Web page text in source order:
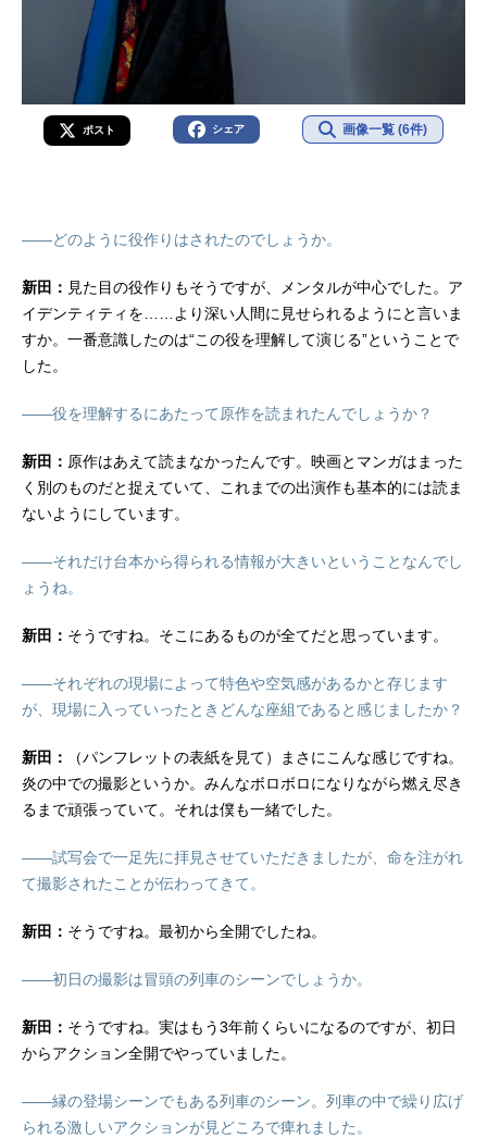
ポスト シェア 画像一覧 (6件)
——どのように役作りはされたのでしょうか。
新田： 見た目の役作りもそうですが、メンタルが中心でした。ア
イデンティティを……より深い人間に見せられるようにと言いま
すか。一番意識したのは“この役を理解して演じる”ということで
した。
——役を理解するにあたって原作を読まれたんでしょうか？
新田： 原作はあえて読まなかったんです。映画とマンガはまった
く別のものだと捉えていて、これまでの出演作も基本的には読ま
ないようにしています。
——それだけ台本から得られる情報が大きいということなんでし
ょうね。
新田： そうですね。そこにあるものが全てだと思っています。
——それぞれの現場によって特色や空気感があるかと存じます
が、現場に入っていったときどんな座組であると感じましたか？
新田：
（パンフレットの表紙を見て）まさにこんな感じですね。
炎の中での撮影というか。みんなボロボロになりながら燃え尽き
るまで頑張っていて。それは僕も一緒でした。
——試写会で一足先に拝見させていただきましたが、命を注がれ
て撮影されたことが伝わってきて。
新田： そうですね。最初から全開でしたね。
——初日の撮影は冒頭の列車のシーンでしょうか。
新田： そうですね。実はもう3年前くらいになるのですが、初日
からアクション全開でやっていました。
——縁の登場シーンでもある列車のシーン。列車の中で繰り広げ
られる激しいアクションが見どころで痺れました。